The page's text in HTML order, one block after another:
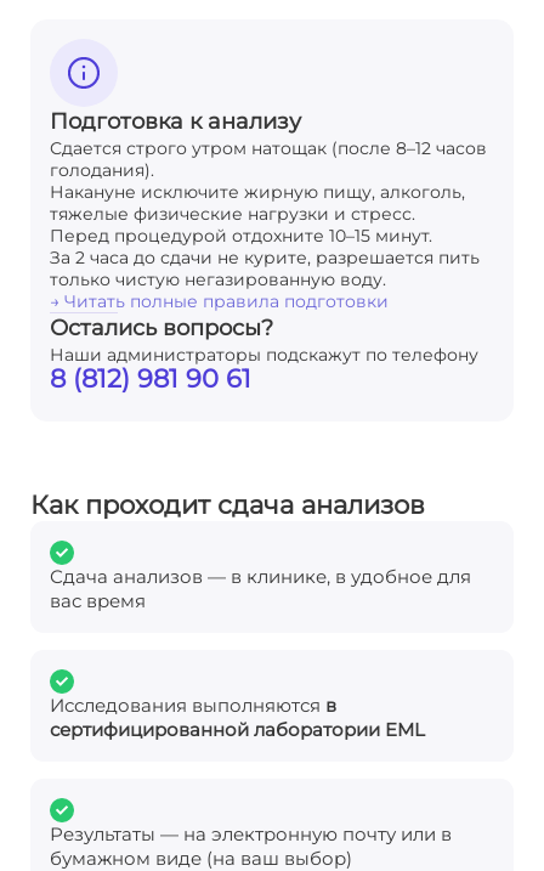
Подготовка к анализу
Сдается строго утром натощак (после 8–12 часов
голодания).
Накануне исключите жирную пищу, алкоголь,
тяжелые физические нагрузки и стресс.
Перед процедурой отдохните 10–15 минут.
За 2 часа до сдачи не курите, разрешается пить
только чистую негазированную воду.
→ Читать полные правила подготовки
Остались вопросы?
Наши администраторы подскажут по телефону
8 (812) 981 90 61
Как проходит сдача анализов
Сдача анализов — в клинике, в удобное для
вас время
Исследования выполняются в
сертифицированной лаборатории EML
Результаты — на электронную почту или в
бумажном виде (на ваш выбор)